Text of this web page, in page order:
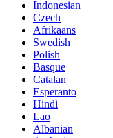
Indonesian
Czech
Afrikaans
Swedish
Polish
Basque
Catalan
Esperanto
Hindi
Lao
Albanian